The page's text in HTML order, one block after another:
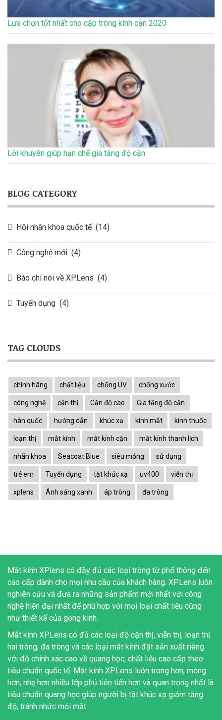
Lựa chọn tốt nhất cho cặp tròng kính cận 2020
Lời khuyên giúp hạn chế gia tăng độ cận
BLOG CATEGORY
Hội nhãn khoa quốc tế (14)
Công nghệ mới (4)
Báo chí nói về XPLens (4)
Tuyển dụng (4)
TAG CLOUDS
chính hãng chất liệu chống UV chống xước
công nghệ cận thị Cận độ cao Gia tăng độ cận
hàn quốc hướng dẫn khúc xạ kính mắt kính thuốc
loạn thị mắt kính mắt kính cận mắt kính thanh lịch
nhãn khoa Seacoat Blue siêu mỏng sử dụng
trẻ em Tuyển dụng tật khúc xạ uv400 viễn thị
xplens Ánh sáng xanh áp tròng đa tròng
Mắt kính XPlens có đầy đủ các loại tròng từ phổ thông đến
cao cấp dành cho mọi nhu cầu của khách hàng. XPLens luôn
nghiên cứu và đưa ra những sản phẩm mới nhất với công
nghệ hiện đại nhất để phù hợp với mọi loại chất liệu cũng
như thiết kế của gọng kính.
Mắt kính XPLens có đủ các loại độ cận thị, viễn thị, loạn thị
hai tròng, đa tròng và các loại mắt kính đặt sản xuất riêng
với độ chính xác cao về quang học, chất liệu cao cấp theo
tiêu chuẩn quốc tế. Mắt kính XPLens luôn trong hơn, mỏng
hơn, nhẹ hơn nhiều lớp phủ tiên tiến hơn và quan trọng nhất là
tiêu chuẩn quang học giúp người bị tật khúc xạ giảm tăng
độ, tránh nhức mỏi mắt